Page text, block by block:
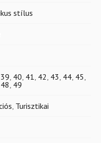
stílus
39, 40, 41, 42, 43, 44, 45,
48, 49
, Turisztikai